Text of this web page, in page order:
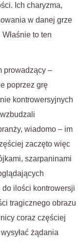
Ich charyzma,
w danej grze
to ten
prowadzący –
poprzez grę
kontrowersyjnych
wiadomo – im
zaczęto więc
szarpaninami
do ilości kontrowersji
tragicznego obrazu
coraz częściej
żądania